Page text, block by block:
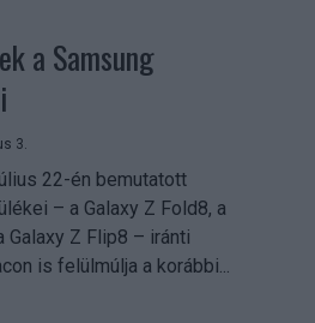
a Samsung
3.
22-én bemutatott
– a Galaxy Z Fold8, a
Galaxy Z Flip8 – iránti
is felülmúlja a korábbi...